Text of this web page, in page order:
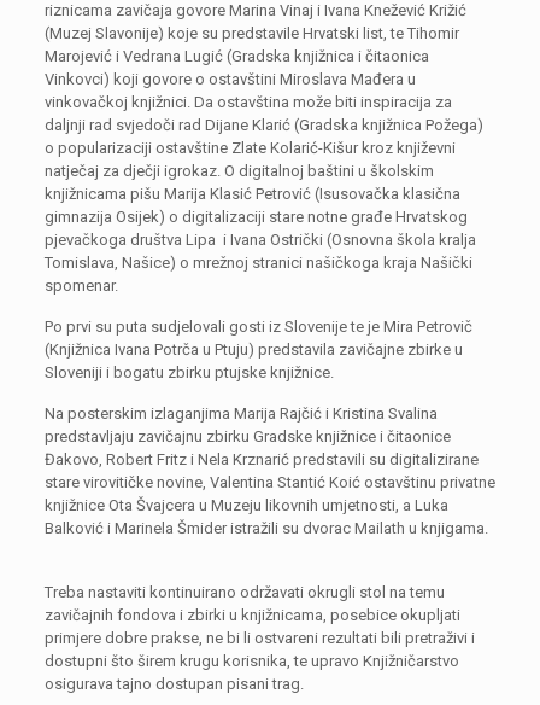
riznicama zavičaja govore Marina Vinaj i Ivana Knežević Križić
(Muzej Slavonije) koje su predstavile Hrvatski list, te Tihomir
Marojević i Vedrana Lugić (Gradska knjižnica i čitaonica
Vinkovci) koji govore o ostavštini Miroslava Mađera u
vinkovačkoj knjižnici. Da ostavština može biti inspiracija za
daljnji rad svjedoči rad Dijane Klarić (Gradska knjižnica Požega)
o popularizaciji ostavštine Zlate Kolarić-Kišur kroz književni
natječaj za dječji igrokaz. O digitalnoj baštini u školskim
knjižnicama pišu Marija Klasić Petrović (Isusovačka klasična
gimnazija Osijek) o digitalizaciji stare notne građe Hrvatskog
pjevačkoga društva Lipa i Ivana Ostrički (Osnovna škola kralja
Tomislava, Našice) o mrežnoj stranici našičkoga kraja Našički
spomenar.
Po prvi su puta sudjelovali gosti iz Slovenije te je Mira Petrovič
(Knjižnica Ivana Potrča u Ptuju) predstavila zavičajne zbirke u
Sloveniji i bogatu zbirku ptujske knjižnice.
Na posterskim izlaganjima Marija Rajčić i Kristina Svalina
predstavljaju zavičajnu zbirku Gradske knjižnice i čitaonice
Đakovo, Robert Fritz i Nela Krznarić predstavili su digitalizirane
stare virovitičke novine, Valentina Stantić Koić ostavštinu privatne
knjižnice Ota Švajcera u Muzeju likovnih umjetnosti, a Luka
Balković i Marinela Šmider istražili su dvorac Mailath u knjigama.
Treba nastaviti kontinuirano održavati okrugli stol na temu
zavičajnih fondova i zbirki u knjižnicama, posebice okupljati
primjere dobre prakse, ne bi li ostvareni rezultati bili pretraživi i
dostupni što širem krugu korisnika, te upravo Knjižničarstvo
osigurava tajno dostupan pisani trag.